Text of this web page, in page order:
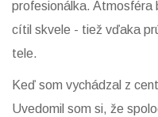
profesionálka. Atmosféra
cítil skvele - tiež vďaka
tele.
Keď som vychádzal z
Uvedomil som si, že